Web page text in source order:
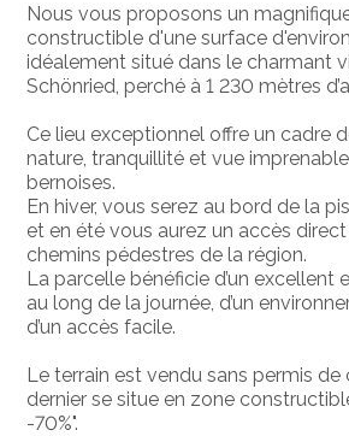
Nous vous proposons un
constructible d'une surface
idéalement situé dans le charmant
Schönried, perché à 1 230 mètres
Ce lieu exceptionnel offre un cadre
nature, tranquillité et vue
bernoises.
En hiver, vous serez au bord de la
et en été vous aurez un accès
chemins pédestres de la région.
La parcelle bénéficie d’un excellent
au long de la journée, d’un
d’un accès facile.
Le terrain est vendu sans permis de
dernier se situe en zone
-70%".